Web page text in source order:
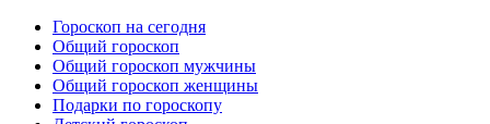
Гороскоп на сегодня
Общий гороскоп
Общий гороскоп мужчины
Общий гороскоп женщины
Подарки по гороскопу